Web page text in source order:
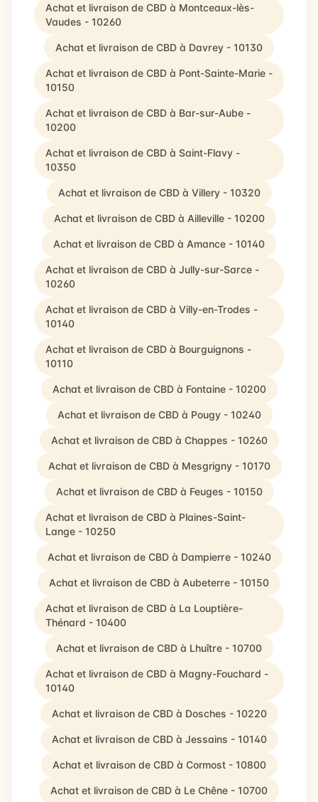
Achat et livraison de CBD à Montceaux-lès-
Vaudes - 10260
Achat et livraison de CBD à Davrey - 10130
Achat et livraison de CBD à Pont-Sainte-Marie -
10150
Achat et livraison de CBD à Bar-sur-Aube -
10200
Achat et livraison de CBD à Saint-Flavy -
10350
Achat et livraison de CBD à Villery - 10320
Achat et livraison de CBD à Ailleville - 10200
Achat et livraison de CBD à Amance - 10140
Achat et livraison de CBD à Jully-sur-Sarce -
10260
Achat et livraison de CBD à Villy-en-Trodes -
10140
Achat et livraison de CBD à Bourguignons -
10110
Achat et livraison de CBD à Fontaine - 10200
Achat et livraison de CBD à Pougy - 10240
Achat et livraison de CBD à Chappes - 10260
Achat et livraison de CBD à Mesgrigny - 10170
Achat et livraison de CBD à Feuges - 10150
Achat et livraison de CBD à Plaines-Saint-
Lange - 10250
Achat et livraison de CBD à Dampierre - 10240
Achat et livraison de CBD à Aubeterre - 10150
Achat et livraison de CBD à La Louptière-
Thénard - 10400
Achat et livraison de CBD à Lhuître - 10700
Achat et livraison de CBD à Magny-Fouchard -
10140
Achat et livraison de CBD à Dosches - 10220
Achat et livraison de CBD à Jessains - 10140
Achat et livraison de CBD à Cormost - 10800
Achat et livraison de CBD à Le Chêne - 10700